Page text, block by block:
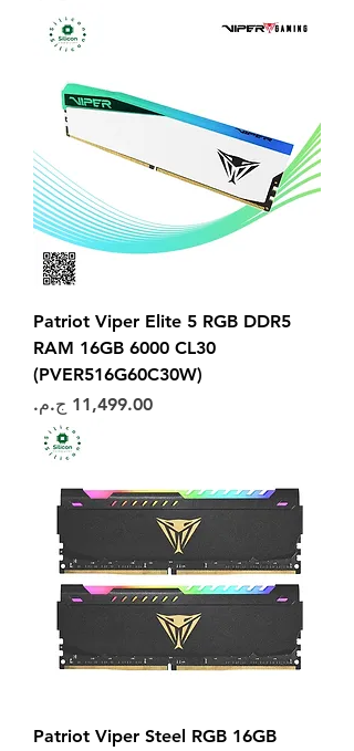
Patriot Viper Elite 5 RGB DDR5
RAM 16GB 6000 CL30
(PVER516G60C30W)
السعر
Patriot Viper Steel RGB 16GB